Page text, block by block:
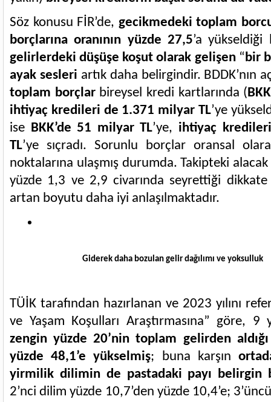
Söz konusu FİR’de, gecikmedeki toplam
borçlarına oranının yüzde 27,5’a
gelirlerdeki düşüşe koşut olarak gelişen “bir
ayak sesleri artık daha belirgindir. BDDK’nın
toplam borçlarbireysel kredi kartlarında (
ihtiyaç kredileri de 1.371 milyar TL’ye
ise BKK’de 51 milyar TL’ye, ihtiyaç
TL’ye sıçradı. Sorunlu borçlar oransal
noktalarına ulaşmış durumda. Takipteki alacak
yüzde 1,3 ve 2,9 civarında seyrettiği dikkate
artan boyutu daha iyi anlaşılmaktadır.
Giderek daha bozulan gelir dağılımı ve yoksulluk
TÜİK tarafından hazırlanan ve 2023 yılını
ve Yaşam Koşulları Araştırmasına” göre,
zengin yüzde 20’nin toplam gelirden
yüzde 48,1’e yükselmiş; buna karşın
yirmilik dilimin de pastadaki payı belirgin
2’nci dilim yüzde 10,7’den yüzde 10,4’e;